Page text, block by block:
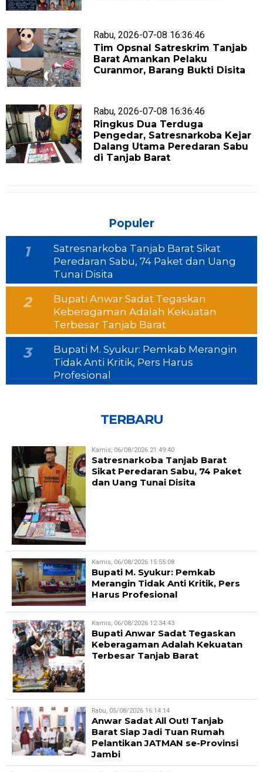
Rabu, 2026-07-08 16:36:46
Tim Opsnal Satreskrim Tanjab
Barat Amankan Pelaku
Curanmor, Barang Bukti Disita
Rabu, 2026-07-08 16:36:46
Ringkus Dua Terduga
Pengedar, Satresnarkoba Kejar
Dalang Utama Peredaran Sabu
di Tanjab Barat
Populer
1
Satresnarkoba Tanjab Barat Sikat
Peredaran Sabu, 74 Paket dan Uang
Tunai Disita
2
Bupati Anwar Sadat Tegaskan
Keberagaman Adalah Kekuatan
Terbesar Tanjab Barat
3
Bupati M. Syukur: Pemkab Merangin
Tidak Anti Kritik, Pers Harus
Profesional
TERBARU
Kamis, 06/08/2026 21:49:40
Satresnarkoba Tanjab Barat
Sikat Peredaran Sabu, 74 Paket
dan Uang Tunai Disita
Kamis, 06/08/2026 15:55:08
Bupati M. Syukur: Pemkab
Merangin Tidak Anti Kritik, Pers
Harus Profesional
Kamis, 06/08/2026 12:34:43
Bupati Anwar Sadat Tegaskan
Keberagaman Adalah Kekuatan
Terbesar Tanjab Barat
Rabu, 05/08/2026 16:14:14
Anwar Sadat All Out! Tanjab
Barat Siap Jadi Tuan Rumah
Pelantikan JATMAN se-Provinsi
Jambi